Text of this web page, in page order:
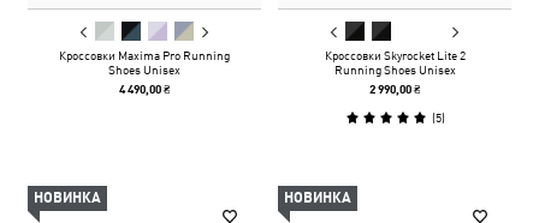
Кроссовки Maxima Pro Running
Shoes Unisex
4 490,00 ₴
Кроссовки Skyrocket Lite 2
Running Shoes Unisex
2 990,00 ₴
(5)
НОВИНКА НОВИНКА